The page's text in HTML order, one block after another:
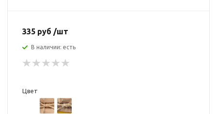
335 руб /шт
В наличии: есть
Цвет